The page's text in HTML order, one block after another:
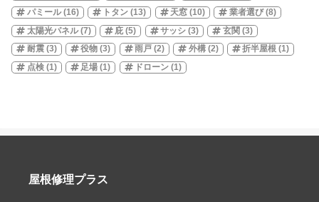
パミール(16) トタン (13) 天窓 (10) 業者選び(8)
太陽光パネル(7) 庇 (5) サッシ (3) 玄関 (3)
耐震(3) 役物 (3) 雨戸 (2) 外構(2) 折半屋根 (1)
点検(1) 足場 (1) ドローン (1)
屋根修理プラス